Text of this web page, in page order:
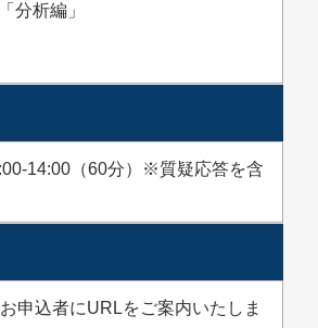
分析編」
（60分）※質疑応答を含
込者にURLをご案内いたしま